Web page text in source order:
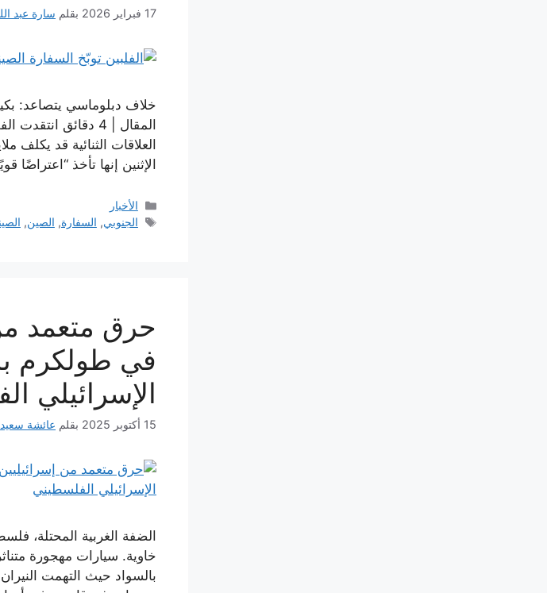
17 فبراير 2026 بقلم سارة عبد
خلاف دبلوماسي يتصاعد:
المقال | 4 دقائق
العلاقات الثنائية قد يكلف
الإثنين إنها تأخذ “اعتراضًا
التصنيفات
الأخبار
الوسوم
الجنوبي, السفارة, الصين,
حرق متعمد
في طولكرم
الإسرائيلي
15 أكتوبر 2025 بقلم عائشة سعيد
الضفة الغربية
خاوية. سيارات مهجورة
بالسواد حيث التهمت